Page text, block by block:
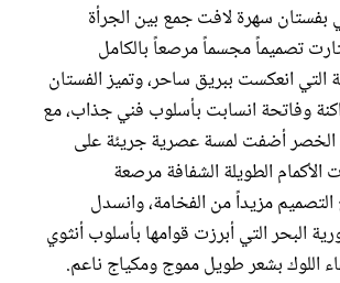
سهرة لافت جمع بين الجرأة
تصميماً مجسماً مرصعاً بالكامل
التي انعكست ببريق ساحر، وتميز الفستان
وفاتحة انسابت بأسلوب فني جذاب، مع
الخصر أضفت لمسة عصرية جريئة على
الأكمام الطويلة الشفافة مرصعة
التصميم مزيداً من الفخامة، وانسدل
البحر التي أبرزت قوامها بأسلوب أنثوي
اللوك بشعر طويل مموج ومكياج ناعم.